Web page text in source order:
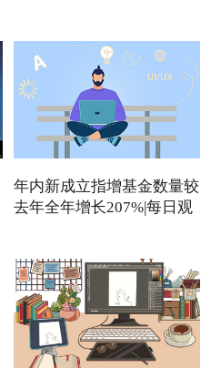
年内新成立指增基金数量较
去年全年增长207%|每日观